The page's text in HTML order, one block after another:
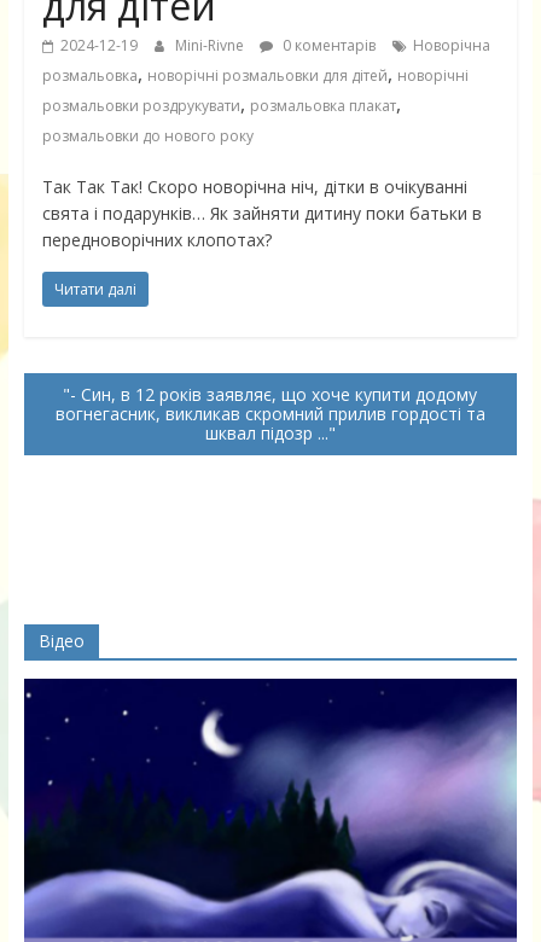
2024-12-19 Mini-Rivne 0 коментарів
Новорічна
розмальовка, новорічні розмальовки для дітей, новорічні
розмальовки роздрукувати, розмальовка плакат,
розмальовки до нового року
Так Так Так! Скоро новорічна ніч, дітки в очікуванні
свята і подарунків… Як зайняти дитину поки батьки в
передноворічних клопотах?
Читати далі
- Син, в 12 років заявляє, що хоче купити додому
вогнегасник, викликав скромний прилив гордості та
шквал підозр ...
Відео